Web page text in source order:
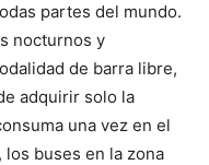
partes del mundo.
nocturnos y
de barra libre,
adquirir solo la
una vez en el
buses en la zona